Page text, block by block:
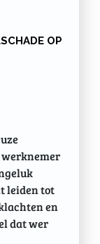
OP
werknemer
leiden tot
en
dat wer